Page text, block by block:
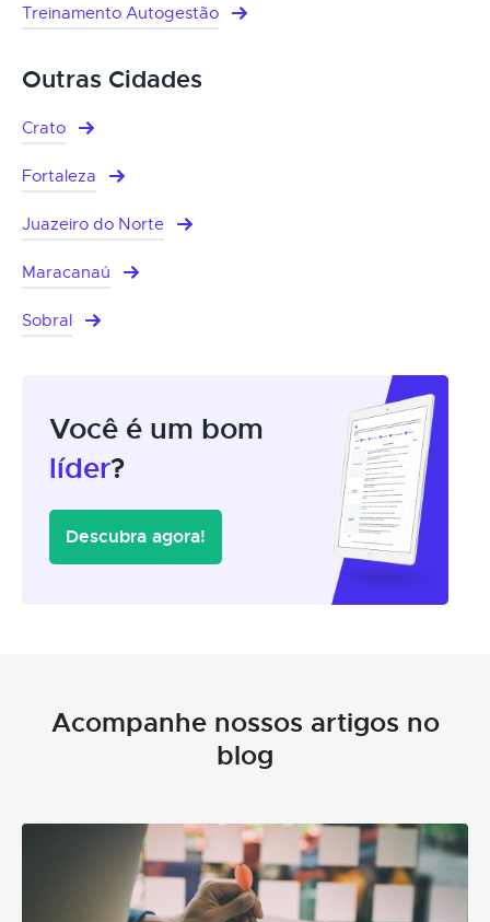
Treinamento Autogestão
Outras Cidades
Crato
Fortaleza
Juazeiro do Norte
Maracanaú
Sobral
Você é um bom
líder?
Descubra agora!
Acompanhe nossos artigos no
blog